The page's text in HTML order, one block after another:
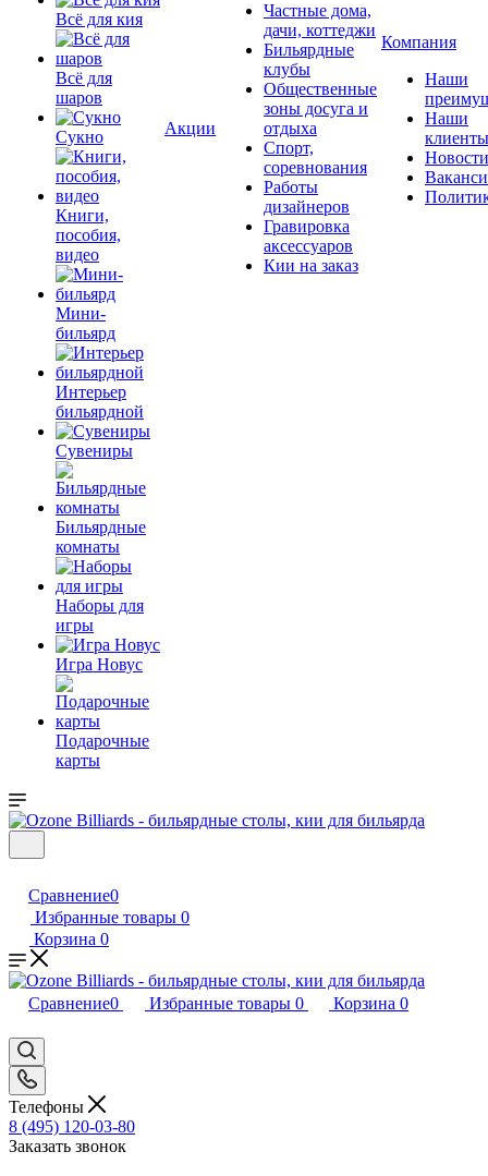
Всё для кия
Всё для
шаров
Сукно
Книги,
пособия,
видео
Мини-
бильярд
Интерьер
бильярдной
Сувениры
Бильярдные
комнаты
Наборы для
игры
Игра Новус
Подарочные
карты
Акции
Частные дома,
дачи, коттеджи
Бильярдные
клубы
Общественные
зоны досуга и
отдыха
Спорт,
соревнования
Работы
дизайнеров
Гравировка
аксессуаров
Кии на заказ
Компания
Наши
Наши
клиенты
Новости
Сравнение0
Избранные товары 0
Корзина 0
Сравнение0 Избранные товары 0 Корзина 0
Телефоны
8 (495) 120-03-80
Заказать звонок